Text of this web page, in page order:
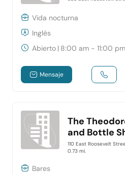
Vida nocturna
Inglés
Abierto | 8:00 am - 11:00 pm
Mensaje
The
and Bottle
110 East Roosevelt
0.73 mi.
Bares